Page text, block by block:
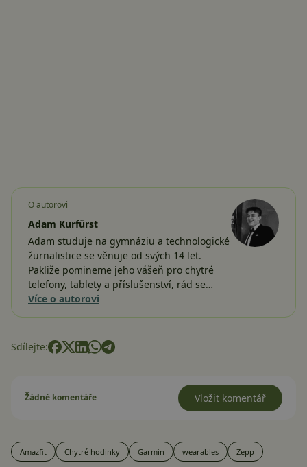
O autorovi
Adam Kurfürst
Adam studuje na gymnáziu a technologické
žurnalistice se věnuje od svých 14 let.
Pakliže pomineme jeho vášeň pro chytré
telefony, tablety a příslušenství, rád se…
Více o autorovi
Sdílejte:
Žádné komentáře Vložit komentář
Amazfit Chytré hodinky Garmin wearables Zepp